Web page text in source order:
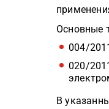
Основные
004/
020/
В